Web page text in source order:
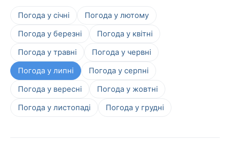
Погода у січні
Погода у лютому
Погода у березні
Погода у квітні
Погода у травні
Погода у червні
Погода у липні
Погода у серпні
Погода у вересні
Погода у жовтні
Погода у листопаді
Погода у грудні